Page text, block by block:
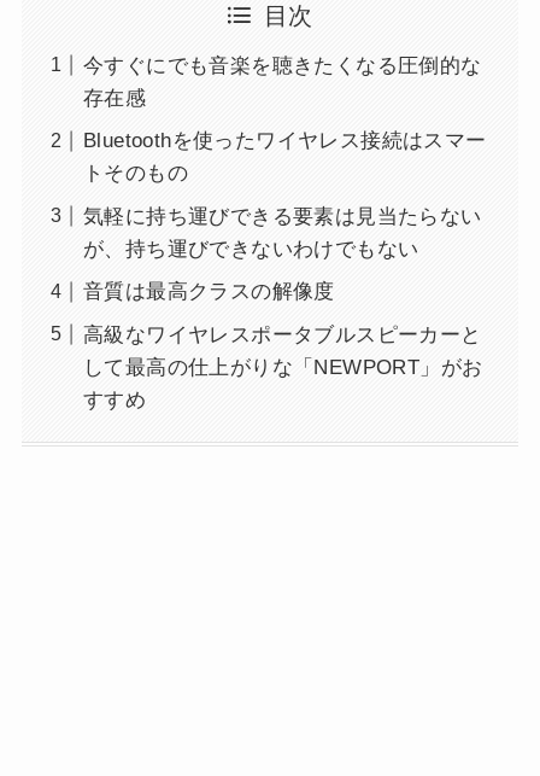
目次
今すぐにでも音楽を聴きたくなる圧倒的な
存在感
Bluetoothを使ったワイヤレス接続はスマー
トそのもの
気軽に持ち運びできる要素は見当たらない
が、持ち運びできないわけでもない
音質は最高クラスの解像度
高級なワイヤレスポータブルスピーカーと
して最高の仕上がりな「NEWPORT」がお
すすめ